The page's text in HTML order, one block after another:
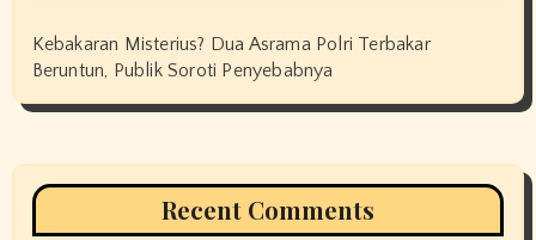
Kebakaran Misterius? Dua Asrama Polri Terbakar
Beruntun, Publik Soroti Penyebabnya
Recent Comments